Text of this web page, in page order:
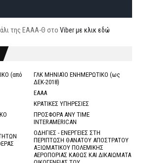
της ΕΑΑΑ-Θ στο Viber με κλικ εδώ
(από
ΓΛΚ ΜΗΝΙΑΊΟ ΕΝΗΜΕΡΩΤΙΚΟ (ως
ΔΕΚ-2018)
ΕΑΑΑ
ΚΡΑΤΙΚΕΣ ΥΠΗΡΕΣΙΕΣ
ΠΡΟΣΦΟΡΑ ANY TIME
INTERAMERICAN
ΟΔΗΓΙΕΣ - ΕΝΕΡΓΕΙΕΣ ΣΤΗ
ΠΕΡΙΠΤΩΣΗ ΘΑΝΑΤΟΥ ΑΠΟΣΤΡΑΤΟΥ
ΑΞΙΩΜΑΤΙΚΟΥ ΠΟΛΕΜΙΚΗΣ
ΑΕΡΟΠΟΡΙΑΣ ΚΑΘΩΣ ΚΑΙ ΔΙΚΑΙΩΜΑΤΑ